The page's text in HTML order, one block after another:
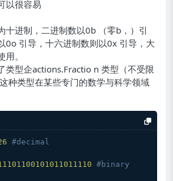
以很容易
十进制，二进制数以0b （零b，）引
0o 引导，十六进制数则以0x 引导，大
。
类型企actions.Fractio n 类型（不受限
种类型在某些专门的数学与科学领域
#decimal
#binary